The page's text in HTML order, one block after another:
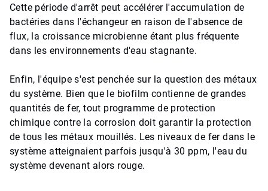
Cette période d'arrêt peut accélérer l'accumulation de
bactéries dans l'échangeur en raison de l'absence de
flux, la croissance microbienne étant plus fréquente
dans les environnements d'eau stagnante. ​​​​​​​
Enfin, l'équipe s'est penchée sur la question des métaux
du système. Bien que le biofilm contienne de grandes
quantités de fer, tout programme de protection
chimique contre la corrosion doit garantir la protection
de tous les métaux mouillés. Les niveaux de fer dans le
système atteignaient parfois jusqu'à 30 ppm, l'eau du
système devenant alors rouge.